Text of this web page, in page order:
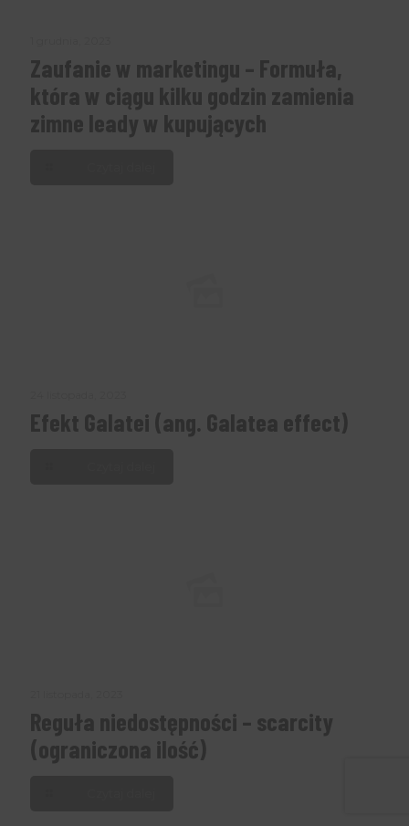
Zaufanie w marketingu – Formuła,
która w ciągu kilku godzin zamienia
zimne leady w kupujących
Efekt Galatei (ang. Galatea effect)
Reguła niedostępności – scarcity
(ograniczona ilość)